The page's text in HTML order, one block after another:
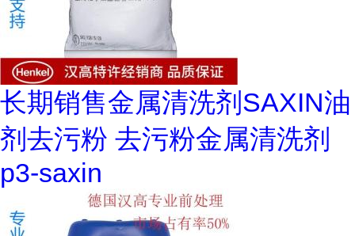
长期销售金属清洗剂SAXIN油
剂去污粉 去污粉金属清洗剂
p3-saxin